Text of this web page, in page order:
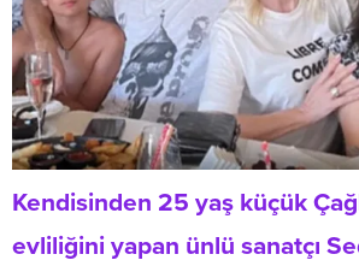
Kendisinden 25 yaş küçük
evliliğini yapan ünlü sanatçı